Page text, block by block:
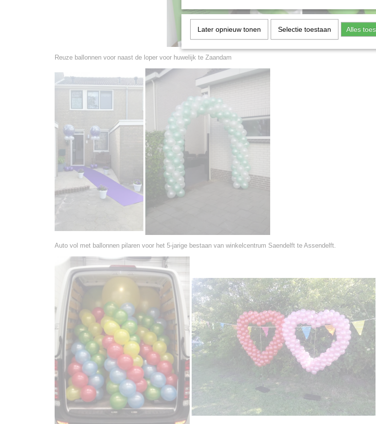
Reuze ballonnen voor naast de loper voor huwelijk te Zaandam
Auto vol met ballonnen pilaren voor het 5-jarige bestaan van winkelcentrum Saendelft te Assendelft.
Later opnieuw tonen Selectie toestaan Alles